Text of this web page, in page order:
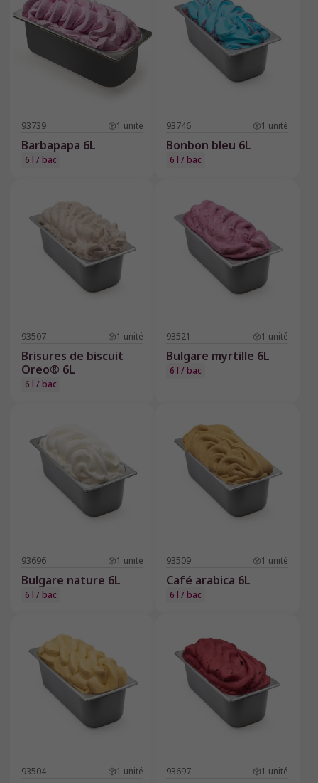
93739 1 unité
Barbapapa 6L
6 l / bac
93746 1 unité
Bonbon bleu 6L
6 l / bac
93507 1 unité
Brisures de biscuit
Oreo® 6L
6 l / bac
93521 1 unité
Bulgare myrtille 6L
6 l / bac
93696 1 unité
Bulgare nature 6L
6 l / bac
93509 1 unité
Café arabica 6L
6 l / bac
93504 1 unité 93697 1 unité